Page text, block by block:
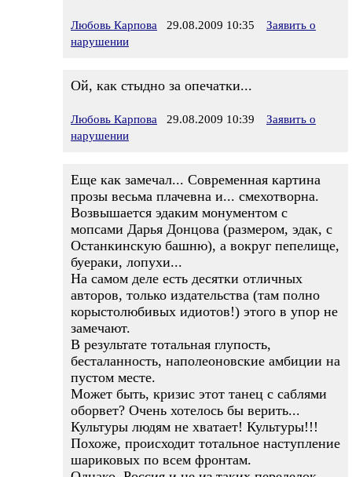
Любовь Карпова 29.08.2009 10:35
Заявить о
нарушении
Ой, как стыдно за опечатки...
Любовь Карпова 29.08.2009 10:39
Заявить о
нарушении
Еще как замечал... Современная картина
прозы весьма плачевна и... смехотворна.
Возвышается эдаким монументом с
мопсами Дарья Донцова (размером, эдак, с
Останкинскую башню), а вокруг пепелище,
буераки, лопухи...
На самом деле есть десятки отличных
авторов, только издательства (там полно
корыстолюбивых идиотов!) этого в упор не
замечают.
В результате тотальная глупость,
бесталанность, наполеоновские амбиции на
пустом месте.
Может быть, кризис этот танец с саблями
оборвет? Очень хотелось бы верить...
Культуры людям не хватает! Культуры!!!
Похоже, происходит тотальное наступление
шариковых по всем фронтам.